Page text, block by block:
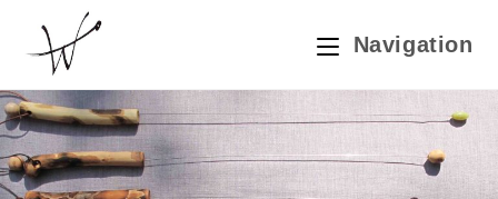
springen
Navigation